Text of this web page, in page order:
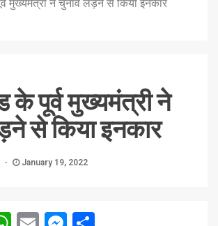
मुख्यमंत्री ने चुनाव लड़ने से किया इनकार
के पूर्व मुख्यमंत्री ने
से किया इनकार
January 19, 2022